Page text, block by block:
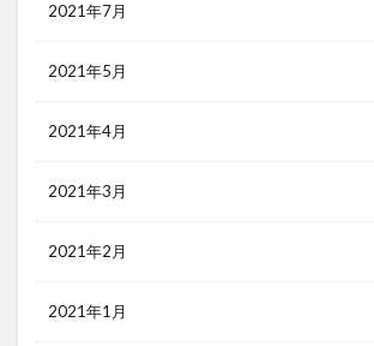
2021年7月
2021年5月
2021年4月
2021年3月
2021年2月
2021年1月